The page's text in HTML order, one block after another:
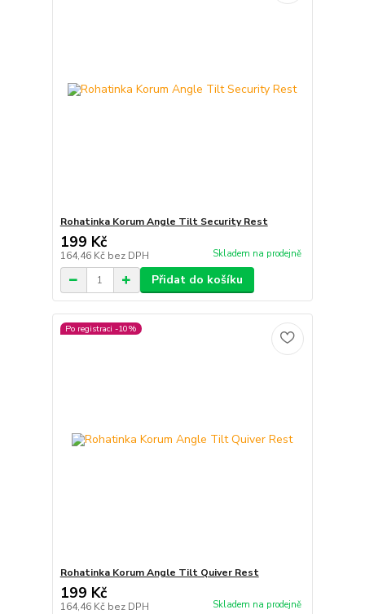
Rohatinka Korum Angle Tilt Security Rest
199 Kč
164,46 Kč bez DPH Skladem na prodejně
Přidat do košíku
Po registraci -10%
Rohatinka Korum Angle Tilt Quiver Rest
199 Kč
164,46 Kč bez DPH Skladem na prodejně